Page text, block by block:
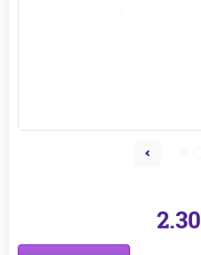
2.30